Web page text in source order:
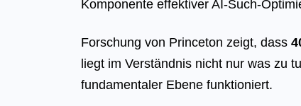
Komponente effektiver AI-Such-
Forschung von Princeton zeigt, dass
liegt im Verständnis nicht nur was zu
fundamentaler Ebene funktioniert.